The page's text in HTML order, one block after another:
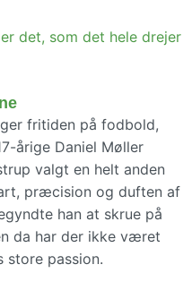
fritiden på fodbold,
årige Daniel Møller
valgt en helt anden
præcision og duften af
han at skrue på
da har der ikke været
store passion.